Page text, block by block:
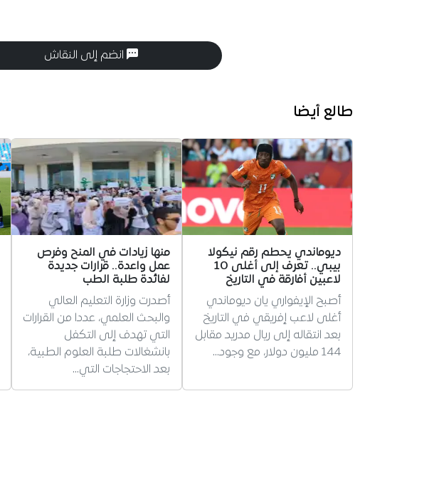
انضم إلى النقاش
طالع أيضا
ديوماندي يحطم رقم نيكولا
بيبي.. تعرف إلى أغلى 10
لاعبين أفارقة في التاريخ
أصبح الإيفواري يان ديوماندي
أغلى لاعب إفريقي في التاريخ
بعد انتقاله إلى ريال مدريد مقابل
144 مليون دولار، مع وجود…
منها زيادات في المنح وفرص
عمل واعدة.. قرارات جديدة
لفائدة طلبة الطب
أصدرت وزارة التعليم العالي
والبحث العلمي، عددا من القرارات
التي تهدف إلى التكفل
بانشغالات طلبة العلوم الطبية،
بعد الاحتجاجات التي…